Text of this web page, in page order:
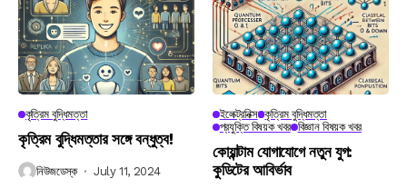
কৃত্রিম বুদ্ধিমত্তা
কৃত্রিম বুদ্ধিমত্তার সঙ্গে বন্ধুত্ব!
নিউজডেস্ক July 11, 2024
ইলেক্ট্রনিক্স কৃত্রিম বুদ্ধিমত্তা
প্রযুক্তি বিষয়ক খবর বিজ্ঞান বিষয়ক খবর
কোয়ান্টাম যোগাযোগে নতুন যুগ:
কুডিটের আবির্ভাব